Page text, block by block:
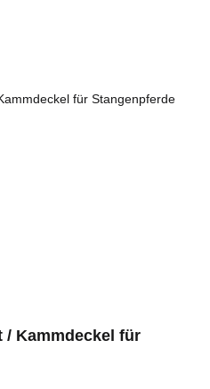
/ Kammdeckel für